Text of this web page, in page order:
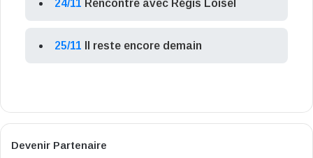
24/11 Rencontre avec Régis Loisel
25/11 Il reste encore demain
Devenir Partenaire